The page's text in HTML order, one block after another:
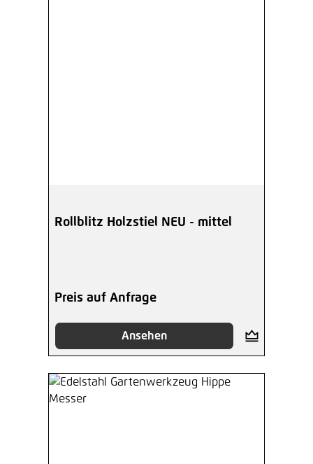
Rollblitz Holzstiel NEU - mittel
Preis auf Anfrage
Ansehen